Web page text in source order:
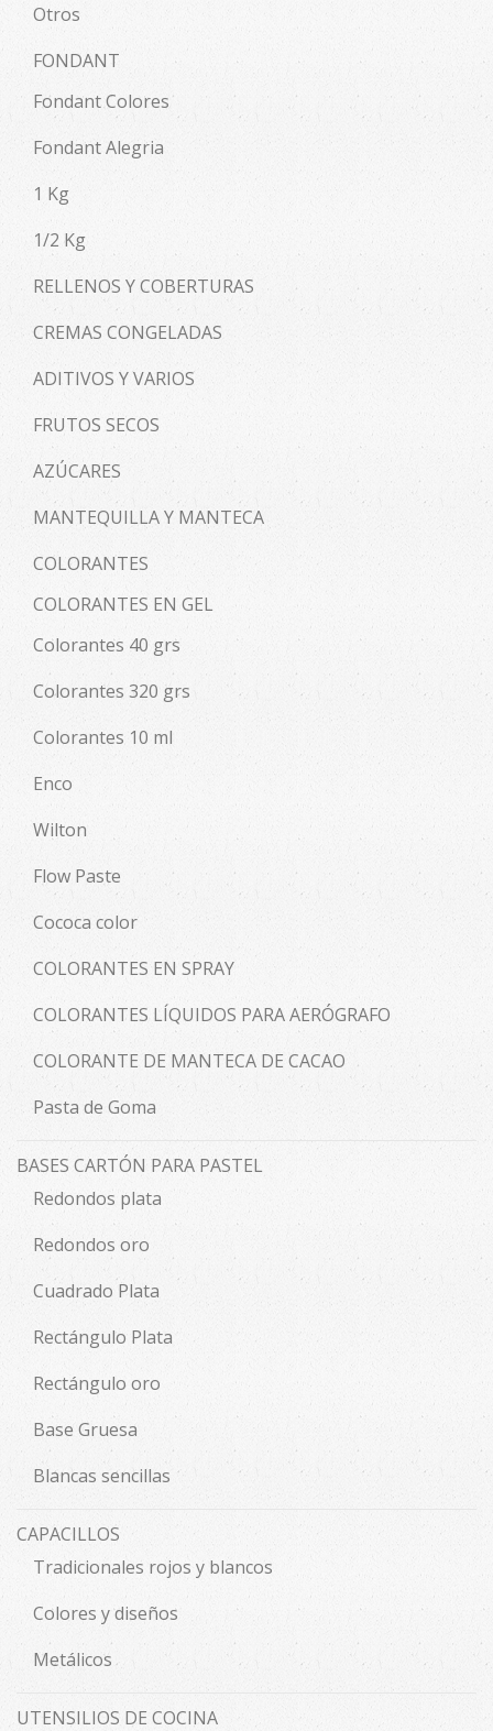
Otros
FONDANT
Fondant Colores
Fondant Alegria
1 Kg
1/2 Kg
RELLENOS Y COBERTURAS
CREMAS CONGELADAS
ADITIVOS Y VARIOS
FRUTOS SECOS
AZÚCARES
MANTEQUILLA Y MANTECA
COLORANTES
COLORANTES EN GEL
Colorantes 40 grs
Colorantes 320 grs
Colorantes 10 ml
Enco
Wilton
Flow Paste
Cococa color
COLORANTES EN SPRAY
COLORANTES LÍQUIDOS PARA AERÓGRAFO
COLORANTE DE MANTECA DE CACAO
Pasta de Goma
BASES CARTÓN PARA PASTEL
Redondos plata
Redondos oro
Cuadrado Plata
Rectángulo Plata
Rectángulo oro
Base Gruesa
Blancas sencillas
CAPACILLOS
Tradicionales rojos y blancos
Colores y diseños
Metálicos
UTENSILIOS DE COCINA